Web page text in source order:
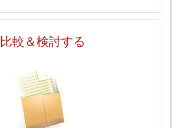
比較＆検討する